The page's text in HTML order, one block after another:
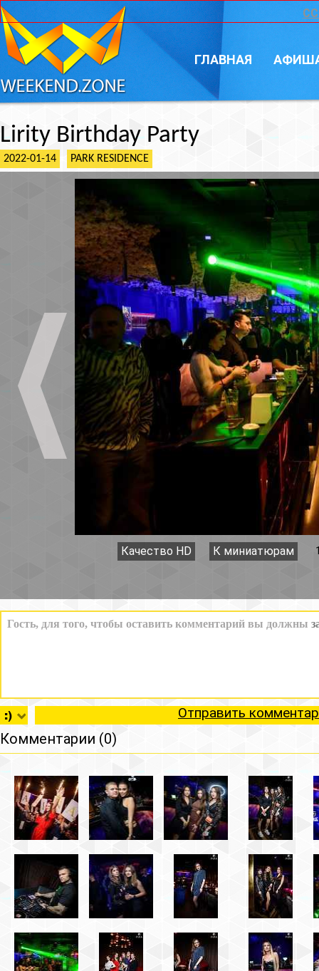
ГЛАВНАЯ
Lirity Birthday Party
2022-01-14 PARK RESIDENCE
Качество HD К миниатюрам
Отправить
Комментарии (0)